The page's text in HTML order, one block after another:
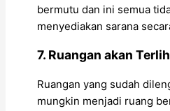
bermutu dan ini semua
menyediakan sarana
7. Ruangan akan
Ruangan yang sudah
mungkin menjadi ruang